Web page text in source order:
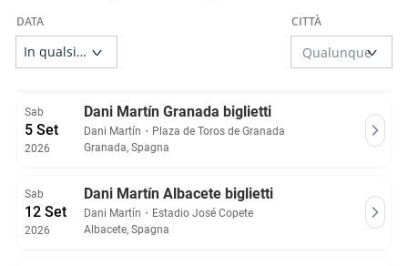
Sab
5 Set
2026
Dani Martín Granada biglietti
Dani Martín ・ Plaza de Toros de Granada
Granada, Spagna
Sab
12 Set
2026
Dani Martín Albacete biglietti
Dani Martín ・ Estadio José Copete
Albacete, Spagna